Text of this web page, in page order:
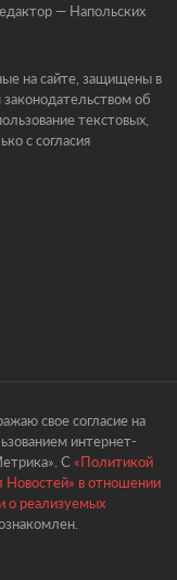
— Напольских
на сайте, защищены в
об
текстовых,
с согласия
свое согласие на
интернет-
С «Политикой
Новостей» в отношении
о реализуемых